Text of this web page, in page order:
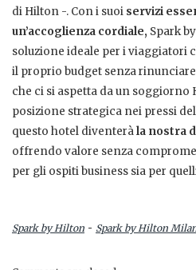
di Hilton -. Con i suoi servizi
un’accoglienza cordiale, Spark
soluzione ideale per i viaggiatori
il proprio budget senza
che ci si aspetta da un soggiorno
posizione strategica nei pressi
questo hotel diventeràla nostra
offrendo valore senza
per gli ospiti business sia per
Spark by Hilton - Spark by Hilton